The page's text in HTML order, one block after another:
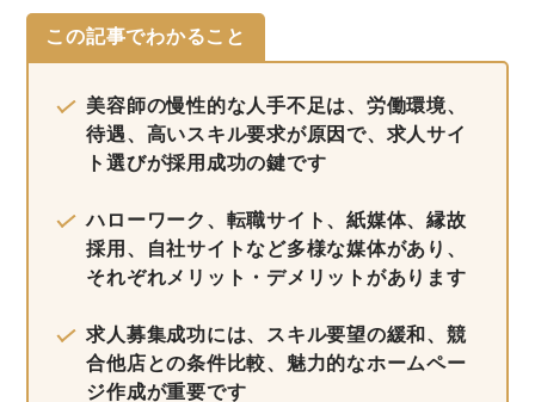
この記事でわかること
美容師の慢性的な人手不足は、労働環境、
待遇、高いスキル要求が原因で、求人サイ
ト選びが採用成功の鍵です
ハローワーク、転職サイト、紙媒体、縁故
採用、自社サイトなど多様な媒体があり、
それぞれメリット・デメリットがあります
求人募集成功には、スキル要望の緩和、競
合他店との条件比較、魅力的なホームペー
ジ作成が重要です